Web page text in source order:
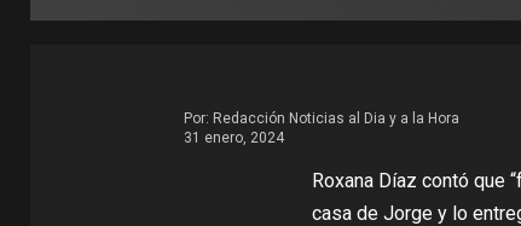
Por: Redacción Noticias al Dia y a la Hora
31 enero, 2024
Roxana Díaz contó que
casa de Jorge y lo